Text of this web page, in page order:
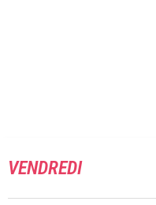
VENDREDI